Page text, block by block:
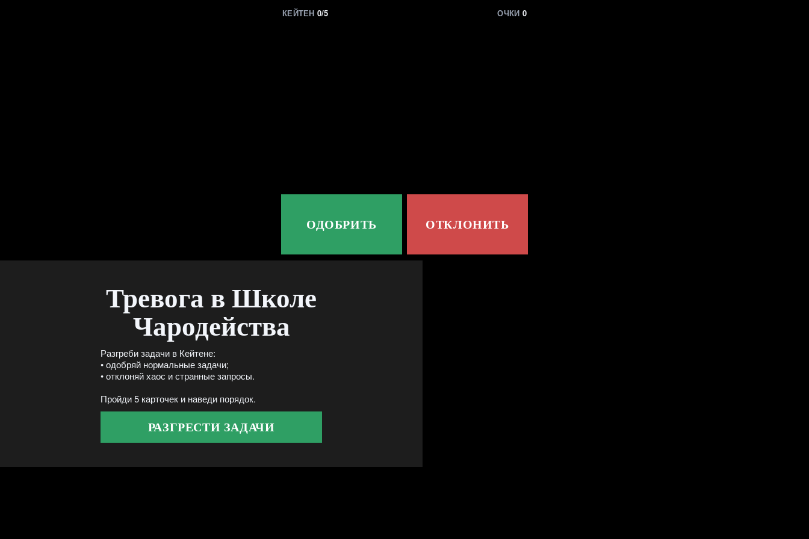
КЕЙТЕН 0/5 ОЧКИ 0
ОДОБРИТЬ ОТКЛОНИТЬ
Тревога в Школе
Чародейства
Разгреби задачи в Кейтене:
• одобряй нормальные задачи;
• отклоняй хаос и странные запросы.
Пройди 5 карточек и наведи порядок.
РАЗГРЕСТИ ЗАДАЧИ